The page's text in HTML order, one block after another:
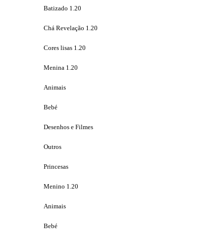
Batizado 1.20
Chá Revelação 1.20
Cores lisas 1.20
Menina 1.20
Animais
Bebé
Desenhos e Filmes
Outros
Princesas
Menino 1.20
Animais
Bebé